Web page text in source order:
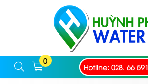
0
Hotline: 028. 66